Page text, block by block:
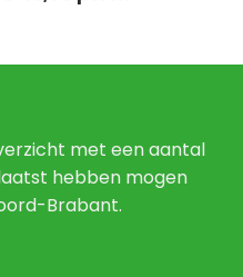
met een aantal
hebben mogen
Brabant.